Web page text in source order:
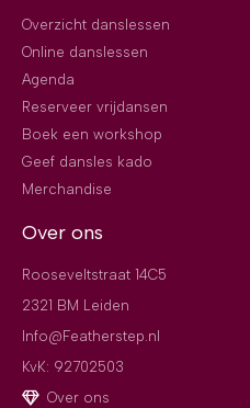
Overzicht danslessen
Online danslessen
Agenda
Reserveer vrijdansen
Boek een workshop
Geef dansles kado
Merchandise
Over ons
Rooseveltstraat 14C5
2321 BM Leiden
Info@Featherstep.nl
KvK: 92702503
Over ons